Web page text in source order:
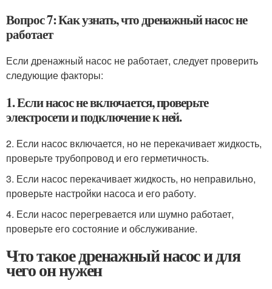
Вопрос 7: Как узнать, что дренажный насос не
работает
Если дренажный насос не работает, следует проверить
следующие факторы:
1. Если насос не включается, проверьте
электросети и подключение к ней.
2. Если насос включается, но не перекачивает жидкость,
проверьте трубопровод и его герметичность.
3. Если насос перекачивает жидкость, но неправильно,
проверьте настройки насоса и его работу.
4. Если насос перегревается или шумно работает,
проверьте его состояние и обслуживание.
Что такое дренажный насос и для
чего он нужен